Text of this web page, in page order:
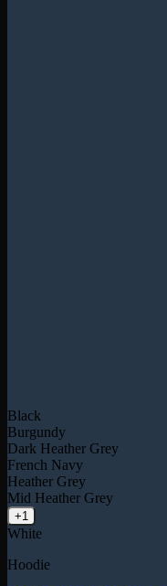
Black
Burgundy
Dark Heather Grey
French Navy
Heather Grey
Mid Heather Grey
+1
White
Hoodie